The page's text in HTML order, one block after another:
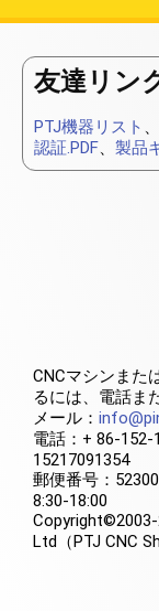
友達リン
PTJ機器リスト 、
認証.PDF、 製品
CNCマシンまた
るには、電話ま
メール：
電話：+ 86-152-
15217091354
郵便番号：
8:30-18:00
Copyright©2003-
Ltd（PTJ CNC